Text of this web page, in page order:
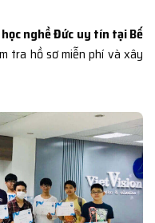
nghề Đức uy tín tại Bế
tra hồ sơ miễn phí và xây